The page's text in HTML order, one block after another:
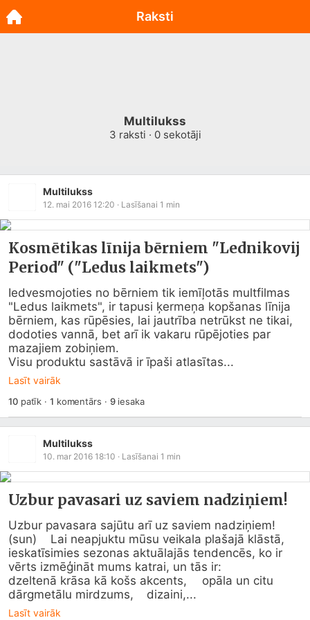
Multilukss
3 raksti · 0sekotāji
Multilukss
12. mai 2016 12:20 · Lasīšanai 1 min
Kosmētikas līnija bērniem "Lednikovij
Period" ("Ledus laikmets")
Iedvesmojoties no bērniem tik iemīļotās multfilmas
"Ledus laikmets", ir tapusi ķermeņa kopšanas līnija
bērniem, kas rūpēsies, lai jautrība netrūkst ne tikai,
dodoties vannā, bet arī ik vakaru rūpējoties par
mazajiem zobiņiem.
Visu produktu sastāvā ir īpaši atlasītas...
Lasīt vairāk
10patīk · 1 komentārs · 9iesaka
Multilukss
10. mar 2016 18:10 · Lasīšanai 1 min
Uzbur pavasari uz saviem nadziņiem!
Uzbur pavasara sajūtu arī uz saviem nadziņiem!
(sun)    Lai neapjuktu mūsu veikala plašajā klāstā,
ieskatīsimies sezonas aktuālajās tendencēs, ko ir
vērts izmēģināt mums katrai, un tās ir:
dzeltenā krāsa kā košs akcents, 	opāla un citu
dārgmetālu mirdzums, 	dizaini,...
Lasīt vairāk
Raksti